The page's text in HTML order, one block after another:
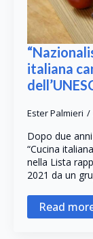
italiana
Ester Palmieri
Dopo due
“Cucina
nella Lista
2021 da un
Read